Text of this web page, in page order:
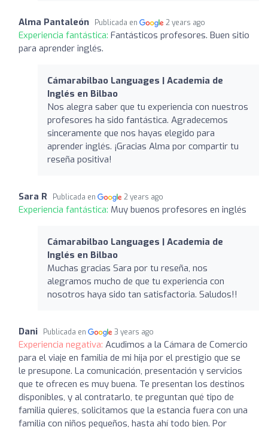
Alma Pantaleón Publicada en 2 years ago
Experiencia fantástica: Fantásticos profesores. Buen sitio
para aprender inglés.
Cámarabilbao Languages | Academia de
Inglés en Bilbao
Nos alegra saber que tu experiencia con nuestros
profesores ha sido fantástica. Agradecemos
sinceramente que nos hayas elegido para
aprender inglés. ¡Gracias Alma por compartir tu
reseña positiva!
Sara R Publicada en 2 years ago
Experiencia fantástica: Muy buenos profesores en inglés
Cámarabilbao Languages | Academia de
Inglés en Bilbao
Muchas gracias Sara por tu reseña, nos
alegramos mucho de que tu experiencia con
nosotros haya sido tan satisfactoria. Saludos!!
Dani Publicada en 3 years ago
Experiencia negativa: Acudimos a la Cámara de Comercio
para el viaje en familia de mi hija por el prestigio que se
le presupone. La comunicación, presentación y servicios
que te ofrecen es muy buena. Te presentan los destinos
disponibles, y al contratarlo, te preguntan qué tipo de
familia quieres, solicitamos que la estancia fuera con una
familia con niños pequeños, hasta ahí todo bien. Por